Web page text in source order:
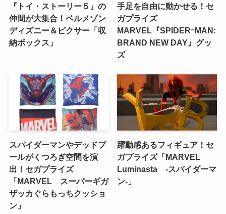
『トイ・ストーリー５』の
仲間が大集合！ベルメゾン
ディズニー＆ピクサー「収
納ボックス」
手足を自由に動かせる！セ
ガプライズ
MARVEL『SPIDERｰMAN:
BRAND NEW DAY』グッ
ズ
スパイダーマンやデッドプ
ールがくつろぎ空間を演
出！セガプライズ
「MARVEL スーパーギガ
ザッカぐらもっちクッショ
ン」
躍動感あるフィギュア！セ
ガプライズ「MARVEL
Luminasta ‐スパイダーマ
ン‐」